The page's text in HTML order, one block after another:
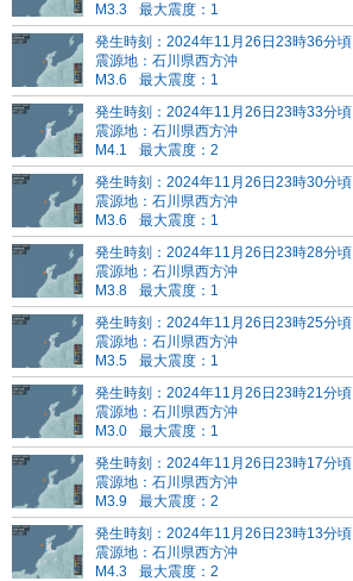
M3.3
最大震度：1
発生時刻：2024年11月26日23時36分頃
震源地：石川県西方沖
M3.6
最大震度：1
発生時刻：2024年11月26日23時33分頃
震源地：石川県西方沖
M4.1
最大震度：2
発生時刻：2024年11月26日23時30分頃
震源地：石川県西方沖
M3.6
最大震度：1
発生時刻：2024年11月26日23時28分頃
震源地：石川県西方沖
M3.8
最大震度：1
発生時刻：2024年11月26日23時25分頃
震源地：石川県西方沖
M3.5
最大震度：1
発生時刻：2024年11月26日23時21分頃
震源地：石川県西方沖
M3.0
最大震度：1
発生時刻：2024年11月26日23時17分頃
震源地：石川県西方沖
M3.9
最大震度：2
発生時刻：2024年11月26日23時13分頃
震源地：石川県西方沖
M4.3
最大震度：2